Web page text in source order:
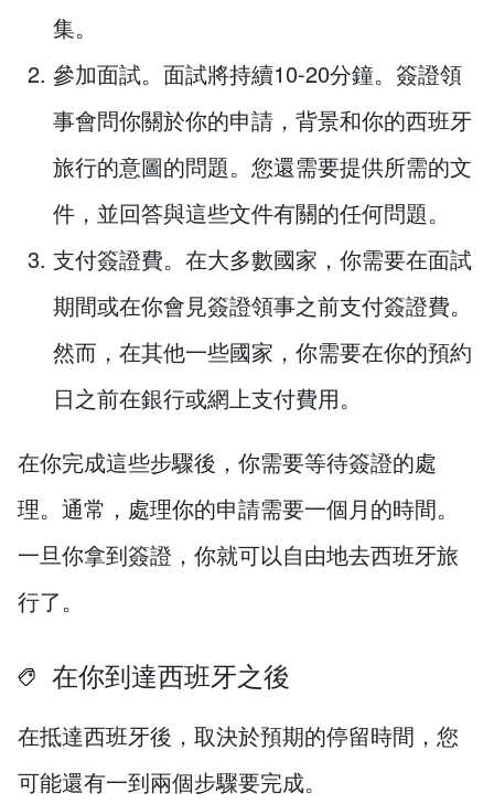
集。
參加面試。面試將持續10-20分鐘。簽證領
事會問你關於你的申請，背景和你的西班牙
旅行的意圖的問題。您還需要提供所需的文
件，並回答與這些文件有關的任何問題。
支付簽證費。在大多數國家，你需要在面試
期間或在你會見簽證領事之前支付簽證費。
然而，在其他一些國家，你需要在你的預約
日之前在銀行或網上支付費用。
在你完成這些步驟後，你需要等待簽證的處
理。通常，處理你的申請需要一個月的時間。
一旦你拿到簽證，你就可以自由地去西班牙旅
行了。
在你到達西班牙之後
在抵達西班牙後，取決於預期的停留時間，您
可能還有一到兩個步驟要完成。